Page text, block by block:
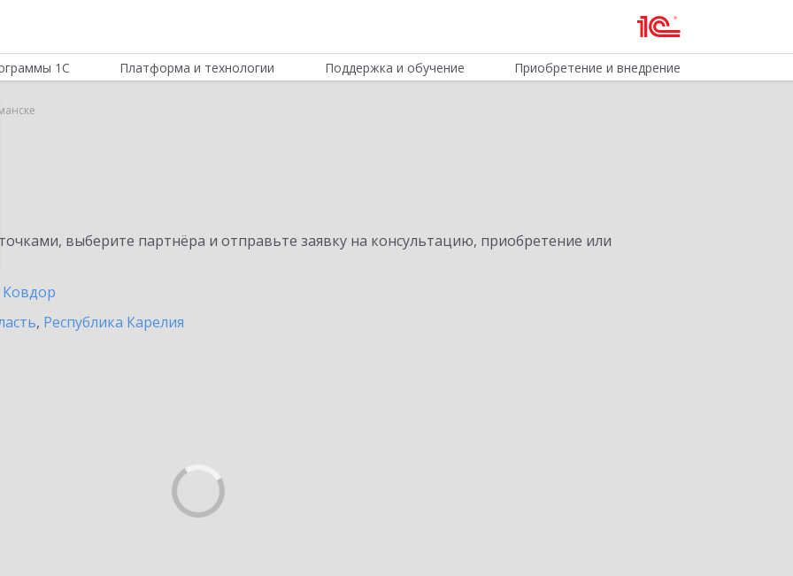
1С Платформа и технологии Поддержка и обучение Приобретение и внедрение
выберите партнёра и отправьте заявку на консультацию, приобретение или
Ковдор
, Республика Карелия